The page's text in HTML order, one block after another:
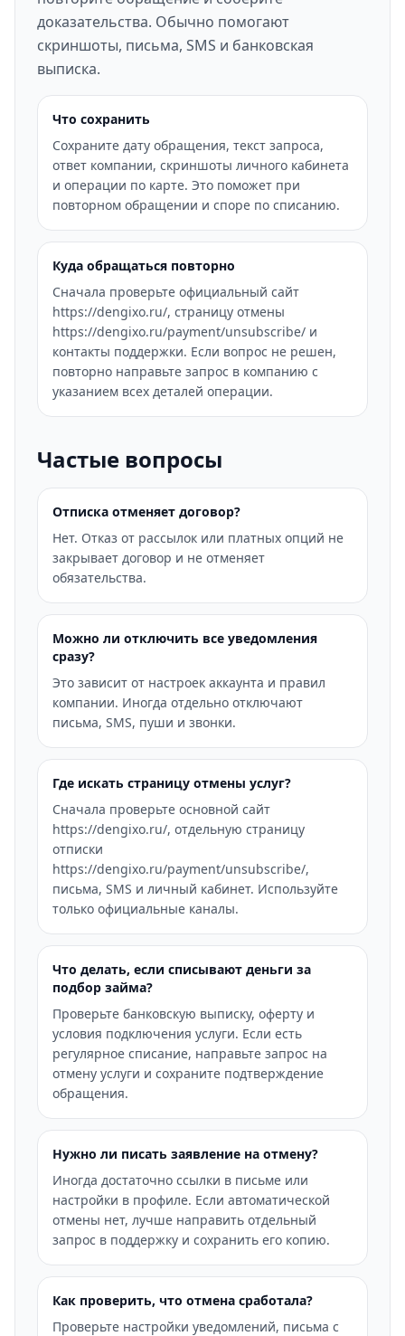
доказательства. Обычно помогают
скриншоты, письма, SMS и банковская
выписка.
Что сохранить
Сохраните дату обращения, текст запроса,
ответ компании, скриншоты личного кабинета
и операции по карте. Это поможет при
повторном обращении и споре по списанию.
Куда обращаться повторно
Сначала проверьте официальный сайт
https://dengixo.ru/, страницу отмены
https://dengixo.ru/payment/unsubscribe/ и
контакты поддержки. Если вопрос не решен,
повторно направьте запрос в компанию с
указанием всех деталей операции.
Частые вопросы
Отписка отменяет договор?
Нет. Отказ от рассылок или платных опций не
закрывает договор и не отменяет
обязательства.
Можно ли отключить все уведомления
сразу?
Это зависит от настроек аккаунта и правил
компании. Иногда отдельно отключают
письма, SMS, пуши и звонки.
Где искать страницу отмены услуг?
Сначала проверьте основной сайт
https://dengixo.ru/, отдельную страницу
отписки
https://dengixo.ru/payment/unsubscribe/,
письма, SMS и личный кабинет. Используйте
только официальные каналы.
Что делать, если списывают деньги за
подбор займа?
Проверьте банковскую выписку, оферту и
условия подключения услуги. Если есть
регулярное списание, направьте запрос на
отмену услуги и сохраните подтверждение
обращения.
Нужно ли писать заявление на отмену?
Иногда достаточно ссылки в письме или
настройки в профиле. Если автоматической
отмены нет, лучше направить отдельный
запрос в поддержку и сохранить его копию.
Как проверить, что отмена сработала?
Проверьте настройки уведомлений, письма с